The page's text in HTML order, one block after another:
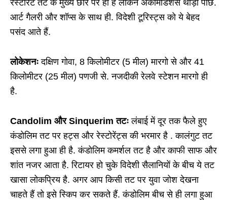
रेस्टोरेंट तट के मुख्य छोर पर ही हैं लेकिन अकोमोडेशंस थोड़ा पीछे.
आर्ट गैलरी और शॉप्स के साथ ही. विदेशी टूरिस्ट्स को ये बेहद
पसंद आते हैं.
लोकेशनः दक्षिण गोवा, 8 किलोमीटर (5 मील) मारगो से और 41
किलोमीटर (25 मील) पणजी से. नजदीकी रेलवे स्टेशन मारगो ही
है.
Candolim और Sinquerim तटः लंबाई में दूर तक फैले हुए
कंडोलिम तट पर हट्स और रेस्टोरेंट्स की भरमार है . कालंगुट तट
इससे लगा हुआ ही है. कंडोलिम कमर्शल तट है और काफी साफ और
शांत नजर आता है. रिटायर हो चुके विदेशी सैलानियों के बीच ये तट
खासा लोकप्रिय है. अगर आप किसी तट पर युवा जोश देखना
चाहते हैं तो इसे स्किप कर सकते हैं. कंडोलिम बीच से ही लगा हुआ